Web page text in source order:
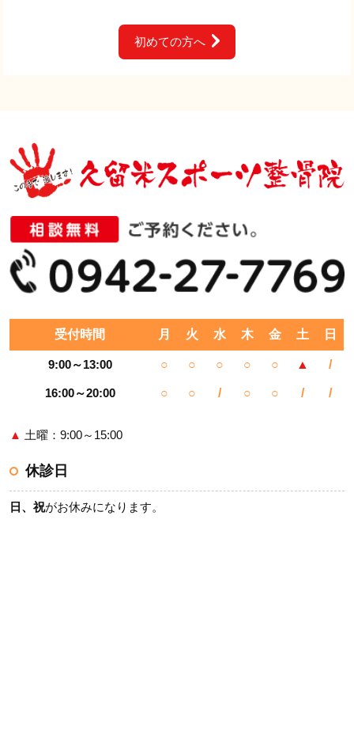
初めての方へ
受付時間 月 火 水 木 金 土 日
9:00～13:00 ○ ○ ○ ○ ○ ▲ /
16:00～20:00 ○ ○ / ○ ○ / /
▲ 土曜：9:00～15:00
休診日
日、祝がお休みになります。